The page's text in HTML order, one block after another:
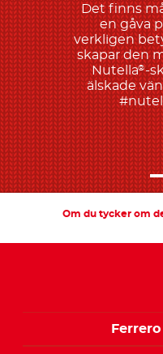
Det finns
en gåva
verkligen
skapar den
Nutella®-
älskade
Om du tycker om